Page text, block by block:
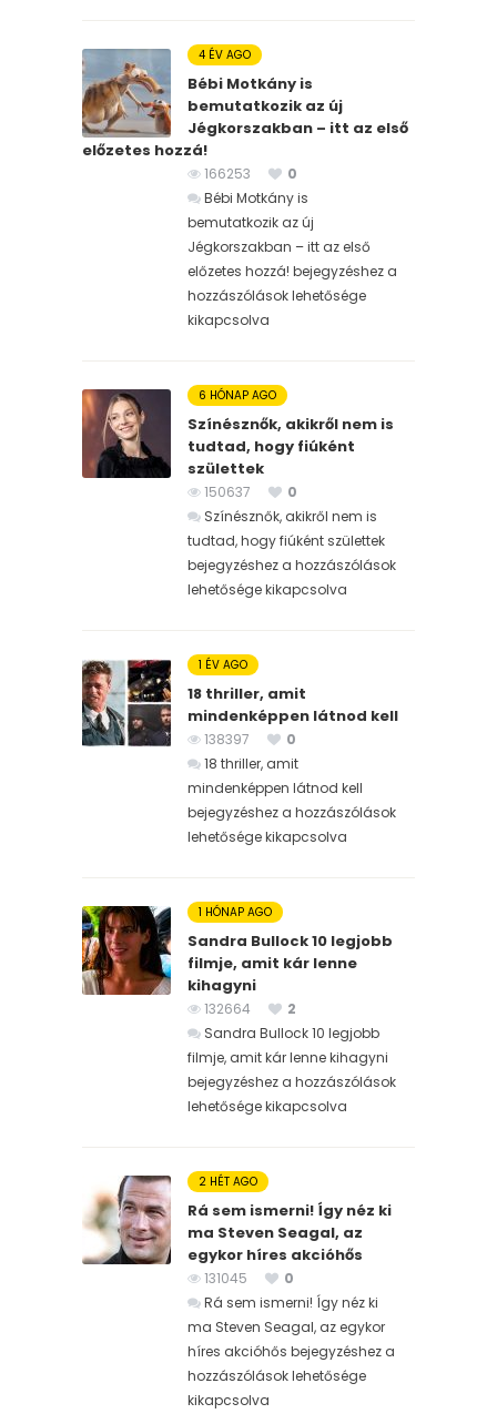
4 ÉV AGO
Bébi Motkány is
bemutatkozik az új
Jégkorszakban – itt az első
előzetes hozzá!
166253
0
Bébi Motkány is
bemutatkozik az új
Jégkorszakban – itt az első
előzetes hozzá! bejegyzéshez a
hozzászólások lehetősége
kikapcsolva
6 HÓNAP AGO
Színésznők, akikről nem is
tudtad, hogy fiúként
születtek
150637
0
Színésznők, akikről nem is
tudtad, hogy fiúként születtek
bejegyzéshez a hozzászólások
lehetősége kikapcsolva
1 ÉV AGO
18 thriller, amit
mindenképpen látnod kell
138397
0
18 thriller, amit
mindenképpen látnod kell
bejegyzéshez a hozzászólások
lehetősége kikapcsolva
1 HÓNAP AGO
Sandra Bullock 10 legjobb
filmje, amit kár lenne
kihagyni
132664
2
Sandra Bullock 10 legjobb
filmje, amit kár lenne kihagyni
bejegyzéshez a hozzászólások
lehetősége kikapcsolva
2 HÉT AGO
Rá sem ismerni! Így néz ki
ma Steven Seagal, az
egykor híres akcióhős
131045
0
Rá sem ismerni! Így néz ki
ma Steven Seagal, az egykor
híres akcióhős bejegyzéshez a
hozzászólások lehetősége
kikapcsolva